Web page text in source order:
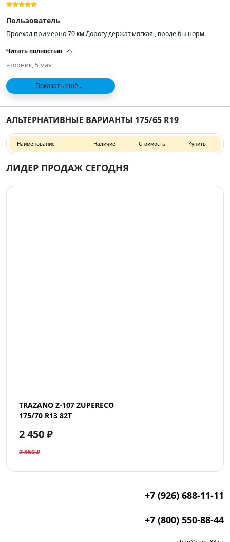
Пользователь
Проехал примерно 70 км.Дорогу держат,мягкая , вроде бы норм.
Читать полностью
вторник, 5 мая
Показать ещё...
АЛЬТЕРНАТИВНЫЕ ВАРИАНТЫ 175/65 R19
Наименование Наличие Стоимость Купить
ЛИДЕР ПРОДАЖ СЕГОДНЯ
TRAZANO Z-107 ZUPERECO
175/70 R13 82T
2 450 ₽
2 550 ₽
+7 (926) 688-11-11
+7 (800) 550-88-44